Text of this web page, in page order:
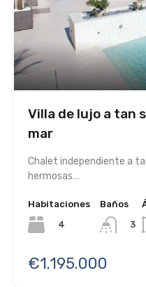
Villa de lujo a tan
mar
Chalet independiente a
hermosas…
Habitaciones
4
Baños
3
€1.195.000